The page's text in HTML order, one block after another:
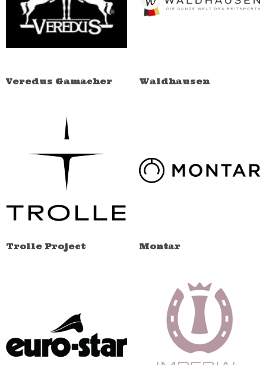
Veredus Gamacher Waldhausen
Trolle Project Montar